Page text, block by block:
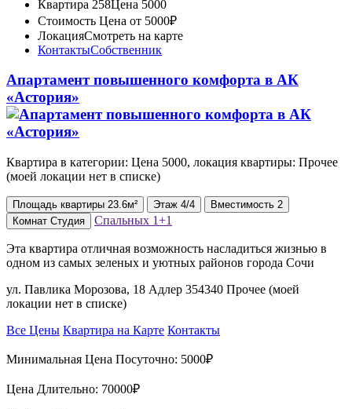
Квартира 258Цена 5000
Стоимость Цена от 5000₽
ЛокацияСмотреть на карте
КонтактыСобственник
Апартамент повышенного комфорта в АК
«Астория»
Квартира в категории: Цена 5000, локация квартиры: Прочее
(моей локации нет в списке)
Площадь квартиры 23.6м² Этаж 4/4 Вместимость 2
Комнат Студия Спальных 1+1
Эта квартира отличная возможность насладиться жизнью в
одном из самых зеленых и уютных районов города Сочи
ул. Павлика Морозова, 18 Адлер 354340 Прочее (моей
локации нет в списке)
Все Цены Квартира на Карте Контакты
Минимальная Цена Посуточно: 5000₽
Цена Длительно: 70000₽